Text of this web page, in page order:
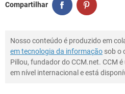
Compartilhar
Nosso conteúdo é produzido em
em tecnologia da informação sob o
Pillou, fundador do CCM.net. CCM
em nível internacional e está